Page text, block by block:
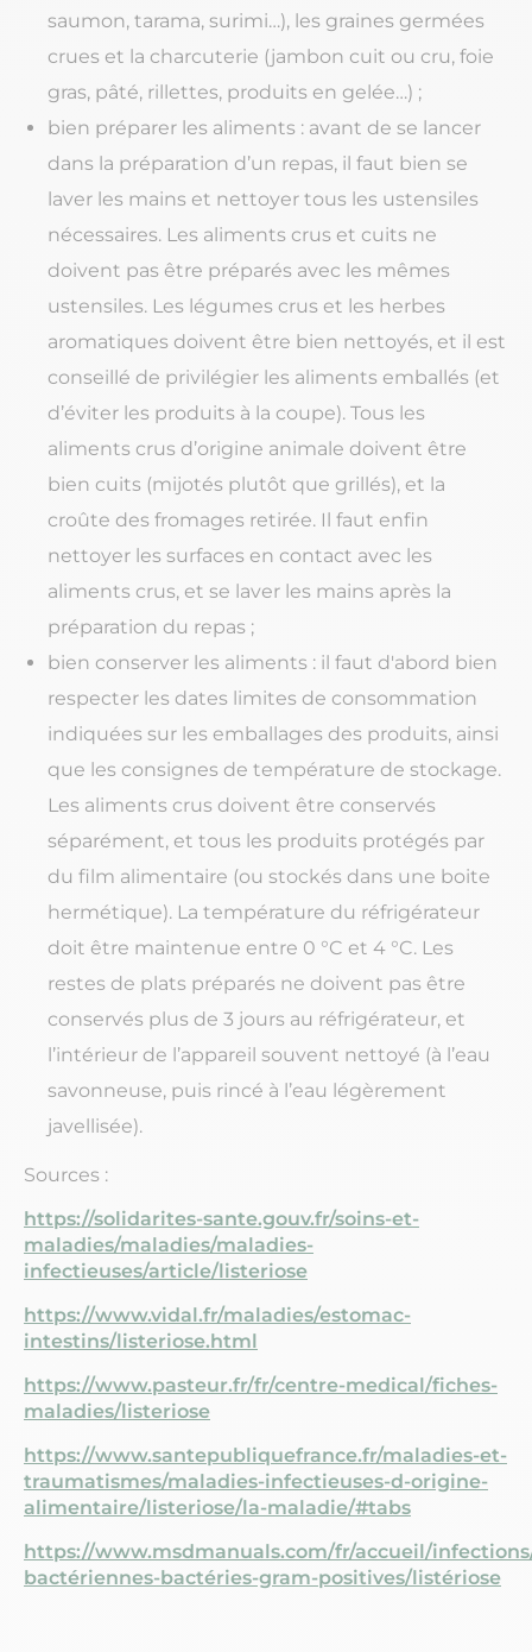
saumon, tarama, surimi…), les graines germées
crues et la charcuterie (jambon cuit ou cru, foie
gras, pâté, rillettes, produits en gelée…) ;
bien préparer les aliments : avant de se lancer
dans la préparation d’un repas, il faut bien se
laver les mains et nettoyer tous les ustensiles
nécessaires. Les aliments crus et cuits ne
doivent pas être préparés avec les mêmes
ustensiles. Les légumes crus et les herbes
aromatiques doivent être bien nettoyés, et il est
conseillé de privilégier les aliments emballés (et
d’éviter les produits à la coupe). Tous les
aliments crus d’origine animale doivent être
bien cuits (mijotés plutôt que grillés), et la
croûte des fromages retirée. Il faut enfin
nettoyer les surfaces en contact avec les
aliments crus, et se laver les mains après la
préparation du repas ;
bien conserver les aliments : il faut d'abord bien
respecter les dates limites de consommation
indiquées sur les emballages des produits, ainsi
que les consignes de température de stockage.
Les aliments crus doivent être conservés
séparément, et tous les produits protégés par
du film alimentaire (ou stockés dans une boite
hermétique). La température du réfrigérateur
doit être maintenue entre 0 °C et 4 °C. Les
restes de plats préparés ne doivent pas être
conservés plus de 3 jours au réfrigérateur, et
l’intérieur de l’appareil souvent nettoyé (à l’eau
savonneuse, puis rincé à l’eau légèrement
javellisée).
Sources :
https://solidarites-sante.gouv.fr/soins-et-
maladies/maladies/maladies-
infectieuses/article/listeriose
https://www.vidal.fr/maladies/estomac-
intestins/listeriose.html
https://www.pasteur.fr/fr/centre-medical/fiches-
maladies/listeriose
https://www.santepubliquefrance.fr/maladies-et-
traumatismes/maladies-infectieuses-d-origine-
alimentaire/listeriose/la-maladie/#tabs
https://www.msdmanuals.com/fr/accueil/
bactériennes-bactéries-gram-positives/listériose